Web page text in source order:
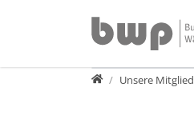
Verband
Unsere